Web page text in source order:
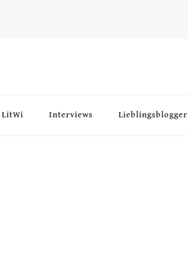
LitWi Interviews Lieblingsblogger